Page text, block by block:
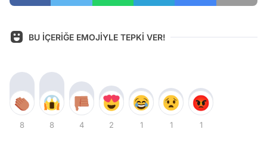
BU İÇERİĞE EMOJİYLE TEPKİ VER!
8 8 4 2 1 1 1